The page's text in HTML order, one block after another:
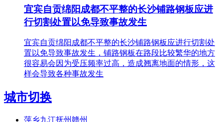
宜宾自贡绵阳成都不平整的长沙铺路钢板应进
行切割处置以免导致事故发生
宜宾自贡绵阳成都不平整的长沙铺路钢板应进行切割处
置以免导致事故发生，铺路钢板在路段比较繁华的地方
很容易会因为受压频率过高，造成翘离地面的情形，这
样会导致各种事故发生
城市切换
萍乡九江抚州赣州